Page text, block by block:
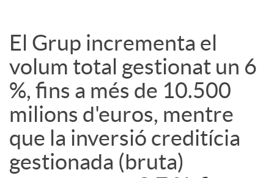
El Grup incrementa el
volum total gestionat un 6
%, fins a més de 10.500
milions d'euros, mentre
que la inversió creditícia
gestionada (bruta)